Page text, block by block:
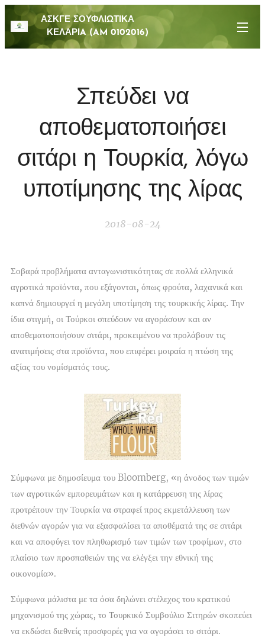
ΑΣΚΓΕ ΣΟΥΦΛΙΩΤΙΚΑ
ΚΕΛΑΡΙA (AM 0102016)
Σπεύδει να
αποθεματοποιήσει
σιτάρι η Τουρκία, λόγω
υποτίμησης της λίρας
2018-08-24
Σοβαρά προβλήματα ανταγωνιστικότητας σε πολλά ελληνικά
αγροτικά προϊόντα, που εξάγονται, όπως φρούτα, λαχανικά και
καπνά δημιουργεί η μεγάλη υποτίμηση της τουρκικής λίρας. Την
ίδια στιγμή, οι Τούρκοι σπεύδουν να αγοράσουν και αν
αποθεματοποιήσουν σιτάρι, προκειμένου να προλάβουν τις
ανατιμήσεις στα προϊόντα, που επιφέρει μοιραία η πτώση της
αξίας του νομίσματός τους.
Σύμφωνα με δημοσίευμα του Bloomberg, «η άνοδος των τιμών
των αγροτικών εμπορευμάτων και η κατάρρευση της λίρας
προτρέπουν την Τουρκία να στραφεί προς εκμετάλλευση των
διεθνών αγορών για να εξασφαλίσει τα αποθέματά της σε σιτάρι
και να αποφύγει τον πληθωρισμό των τιμών των τροφίμων, στο
πλαίσιο των προσπαθειών της να ελέγξει την εθνική της
οικονομία».
Σύμφωνα μάλιστα με τα όσα δηλώνει στέλεχος του κρατικού
μηχανισμού της χώρας, το Τουρκικό Συμβούλιο Σιτηρών σκοπεύει
να εκδώσει διεθνείς προσφορές για να αγοράσει το σιτάρι.